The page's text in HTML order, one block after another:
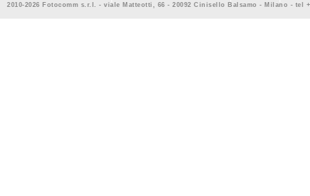
2010-2026 Fotocomm s.r.l. - viale Matteotti, 66 - 20092 Cinisello Balsamo - Milano - tel